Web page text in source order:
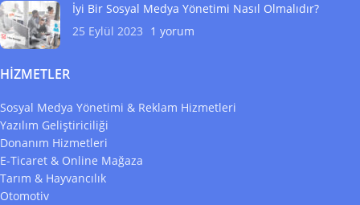
İyi Bir Sosyal Medya Yönetimi Nasıl Olmalıdır?
25 Eylül 2023 1 yorum
HIZMETLER
Sosyal Medya Yönetimi & Reklam Hizmetleri
Yazılım Geliştiriciliği
Donanım Hizmetleri
E-Ticaret & Online Mağaza
Tarım & Hayvancılık
Otomotiv